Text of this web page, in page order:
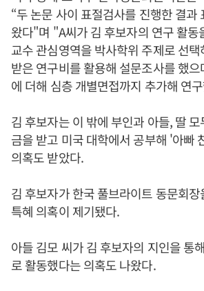
“두 논문 사이 표절검사를 진행한 결과
왔다"며 "A씨가 김 후보자의 연구 활동
교수 관심영역을 박사학위 주제로 선
받은 연구비를 활용해 설문조사를 했
에 더해 심층 개별면접까지 추가해 연
김 후보자는 이 밖에 부인과 아들, 딸
금을 받고 미국 대학에서 공부해 '아빠
의혹도 받았다.
김 후보자가 한국 풀브라이트 동문회
특혜 의혹이 제기됐다.
아들 김모 씨가 김 후보자의 지인을 통
로 활동했다는 의혹도 나왔다.